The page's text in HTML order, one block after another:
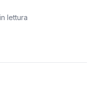
lettura